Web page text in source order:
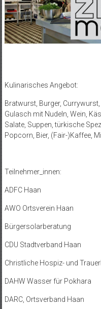
Kulinarisches Angebot:
Bratwurst, Burger,
Gulasch mit Nudeln, Wein,
Salate, Suppen, türkische
Popcorn, Bier, (Fair-)Kaffee,
Teilnehmer_innen:
ADFC Haan
AWO Ortsverein Haan
Bürgersolarberatung
CDU Stadtverband Haan
Christliche Hospiz- und
DAHW Wasser für Pokhara
DARC, Ortsverband Haan